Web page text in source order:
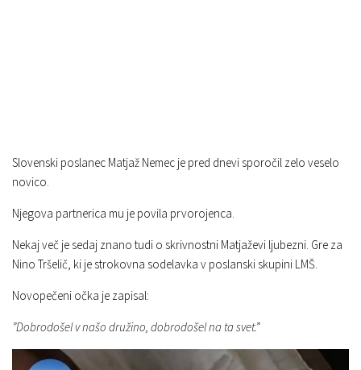
Slovenski poslanec Matjaž Nemec je pred dnevi sporočil zelo veselo
novico.
Njegova partnerica mu je povila prvorojenca.
Nekaj več je sedaj znano tudi o skrivnostni Matjaževi ljubezni. Gre za
Nino Tršelič, ki je strokovna sodelavka v poslanski skupini LMŠ.
Novopečeni očka je zapisal:
”Dobrodošel v našo družino, dobrodošel na ta svet.’‘